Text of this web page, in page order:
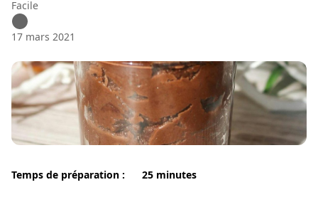
Facile
17 mars 2021
Temps de préparation : 25 minutes